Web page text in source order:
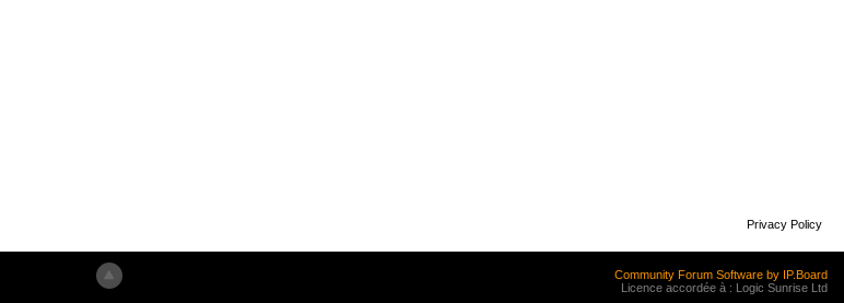
Privacy Policy
Community Forum Software by IP.Board
Licence accordée à : Logic Sunrise Ltd